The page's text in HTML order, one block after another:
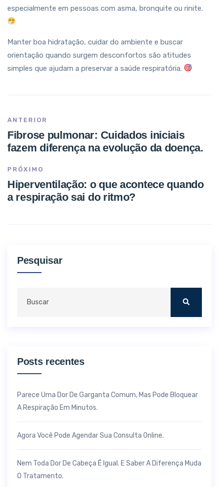
especialmente em pessoas com asma, bronquite ou rinite.
Manter boa hidratação, cuidar do ambiente e buscar
orientação quando surgem desconfortos são atitudes
simples que ajudam a preservar a saúde respiratória.
ANTERIOR
Fibrose pulmonar: Cuidados iniciais
fazem diferença na evolução da doença.
PRÓXIMO
Hiperventilação: o que acontece quando
a respiração sai do ritmo?
Pesquisar
Posts recentes
Parece Uma Dor De Garganta Comum, Mas Pode Bloquear
A Respiração Em Minutos.
Agora Você Pode Agendar Sua Consulta Online.
Nem Toda Dor De Cabeça É Igual. E Saber A Diferença Muda
O Tratamento.